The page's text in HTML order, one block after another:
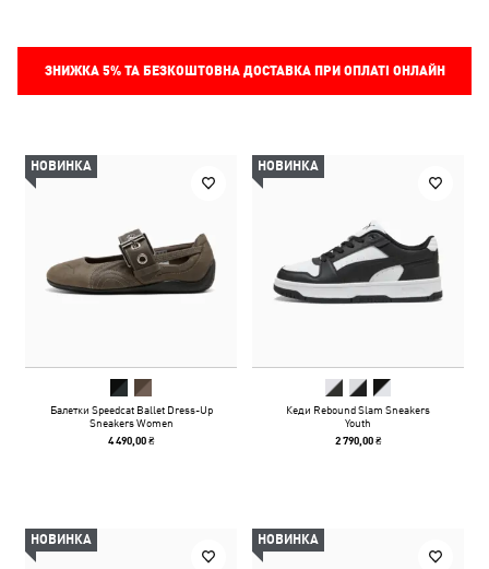
ЗНИЖКА 5%ТА БЕЗКОШТОВНА ДОСТАВКА ПРИ ОПЛАТІ ОНЛАЙН
НОВИНКА
Балетки Speedcat Ballet Dress-Up
Sneakers Women
4 490,00 ₴
НОВИНКА
Кеди Rebound Slam Sneakers
Youth
2 790,00 ₴
НОВИНКА НОВИНКА